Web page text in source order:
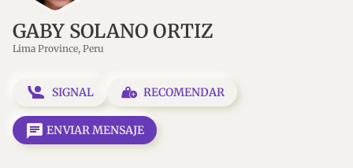
GABY SOLANO ORTIZ
Lima Province, Peru
SIGNAL RECOMENDAR
message ENVIAR MENSAJE